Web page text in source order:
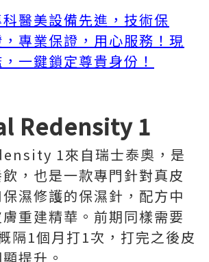
醫美設備先進，技術保
專業保證，用心服務！現
一鍵鎖定尊貴身份！
Redensity 1
1來自瑞士泰奧，是
，也是一款專門針對真皮
濕修護的保濕針，配方中
重建精華。前期同樣需要
隔1個月打1次，打完之後皮
提升。